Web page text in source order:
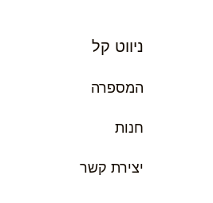
ניווט קל
המספרה
חנות
יצירת קשר